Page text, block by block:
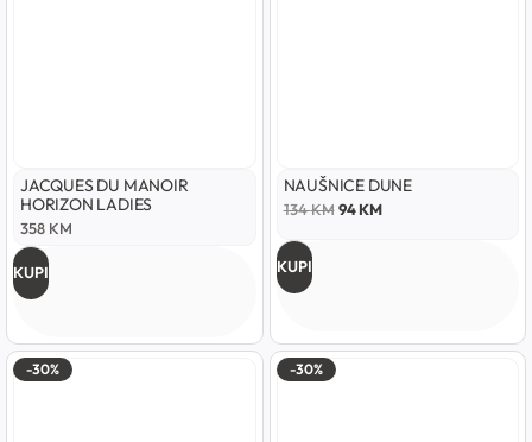
JACQUES DU MANOIR
HORIZON LADIES
358 KM
KUPI
NAUŠNICE DUNE
134KM 94KM
KUPI
-30% -30%